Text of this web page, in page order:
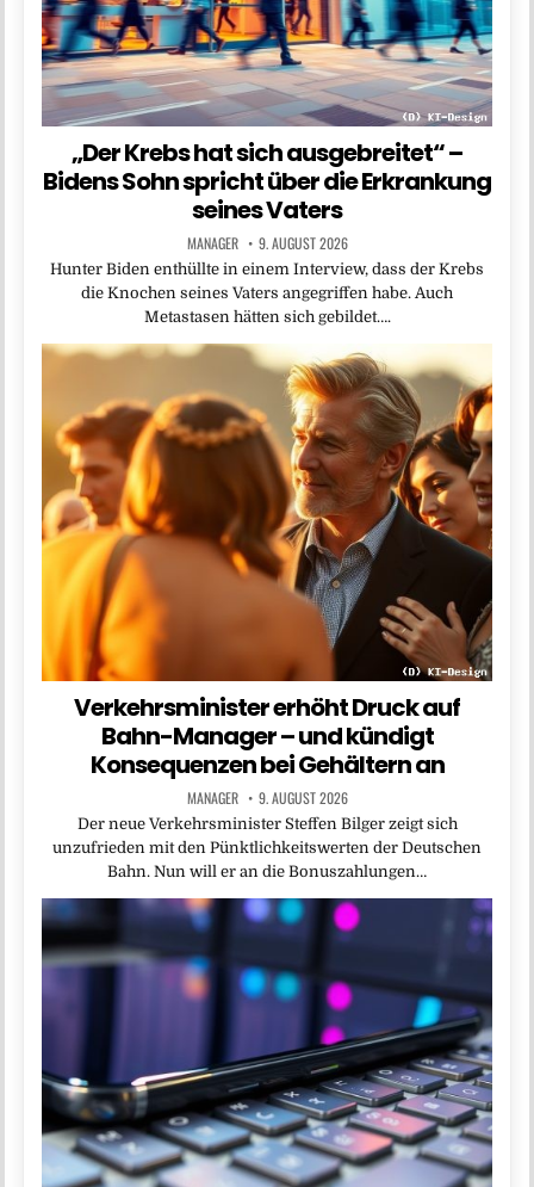
„Der Krebs hat sich ausgebreitet“ –
Bidens Sohn spricht über die Erkrankung
seines Vaters
MANAGER 9. AUGUST 2026
Hunter Biden enthüllte in einem Interview, dass der Krebs
die Knochen seines Vaters angegriffen habe. Auch
Metastasen hätten sich gebildet….
Verkehrsminister erhöht Druck auf
Bahn-Manager – und kündigt
Konsequenzen bei Gehältern an
MANAGER 9. AUGUST 2026
Der neue Verkehrsminister Steffen Bilger zeigt sich
unzufrieden mit den Pünktlichkeitswerten der Deutschen
Bahn. Nun will er an die Bonuszahlungen…